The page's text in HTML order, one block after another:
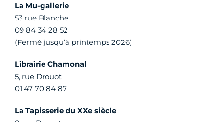
La Mu-gallerie
53 rue Blanche
09 84 34 28 52
(Fermé jusqu’à printemps 2026)
Librairie Chamonal
5, rue Drouot
01 47 70 84 87
La Tapisserie du XXe siècle